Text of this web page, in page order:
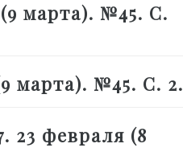
марта). №45. С.
марта). №45. С. 2.
23 февраля (8